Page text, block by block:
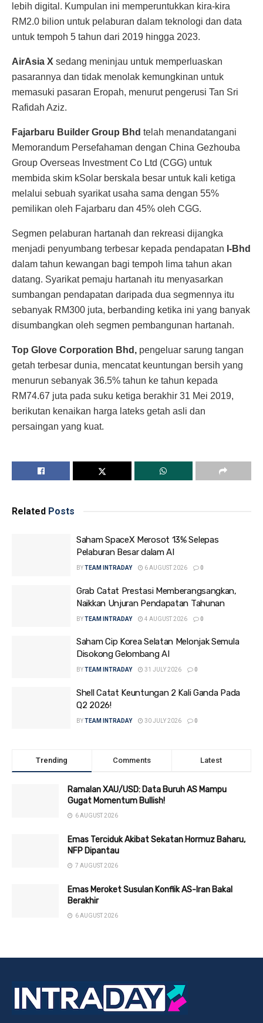
lebih digital. Kumpulan ini memperuntukkan kira-kira
RM2.0 bilion untuk pelaburan dalam teknologi dan data
untuk tempoh 5 tahun dari 2019 hingga 2023.
AirAsia X sedang meninjau untuk memperluaskan
pasarannya dan tidak menolak kemungkinan untuk
memasuki pasaran Eropah, menurut pengerusi Tan Sri
Rafidah Aziz.
Fajarbaru Builder Group Bhd telah menandatangani
Memorandum Persefahaman dengan China Gezhouba
Group Overseas Investment Co Ltd (CGG) untuk
membida skim kSolar berskala besar untuk kali ketiga
melalui sebuah syarikat usaha sama dengan 55%
pemilikan oleh Fajarbaru dan 45% oleh CGG.
Segmen pelaburan hartanah dan rekreasi dijangka
menjadi penyumbang terbesar kepada pendapatan I-Bhd
dalam tahun kewangan bagi tempoh lima tahun akan
datang. Syarikat pemaju hartanah itu menyasarkan
sumbangan pendapatan daripada dua segmennya itu
sebanyak RM300 juta, berbanding ketika ini yang banyak
disumbangkan oleh segmen pembangunan hartanah.
Top Glove Corporation Bhd, pengeluar sarung tangan
getah terbesar dunia, mencatat keuntungan bersih yang
menurun sebanyak 36.5% tahun ke tahun kepada
RM74.67 juta pada suku ketiga berakhir 31 Mei 2019,
berikutan kenaikan harga lateks getah asli dan
persaingan yang kuat.
Related Posts
Saham SpaceX Merosot 13% Selepas
Pelaburan Besar dalam AI
BYTEAM INTRADAY 6 AUGUST 2026 0
Grab Catat Prestasi Memberangsangkan,
Naikkan Unjuran Pendapatan Tahunan
BYTEAM INTRADAY 4 AUGUST 2026 0
Saham Cip Korea Selatan Melonjak Semula
Disokong Gelombang AI
BYTEAM INTRADAY 31 JULY 2026 0
Shell Catat Keuntungan 2 Kali Ganda Pada
Q2 2026!
BYTEAM INTRADAY 30 JULY 2026 0
Trending Comments Latest
Ramalan XAU/USD: Data Buruh AS Mampu
Gugat Momentum Bullish!
6 AUGUST 2026
Emas Terciduk Akibat Sekatan Hormuz Baharu,
NFP Dipantau
7 AUGUST 2026
Emas Meroket Susulan Konflik AS-Iran Bakal
Berakhir
6 AUGUST 2026